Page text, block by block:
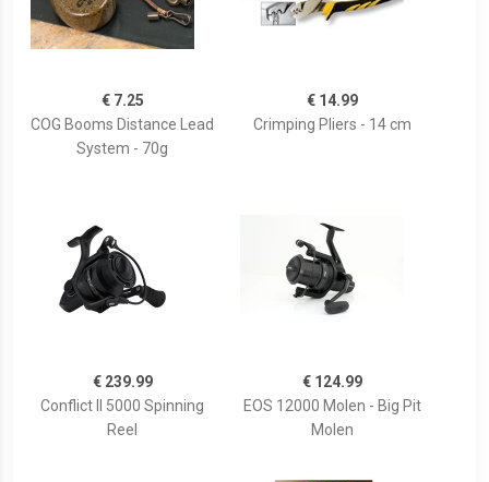
€ 7.25
COG Booms Distance Lead
System - 70g
€ 14.99
Crimping Pliers - 14 cm
€ 239.99
Conflict II 5000 Spinning
Reel
€ 124.99
EOS 12000 Molen - Big Pit
Molen